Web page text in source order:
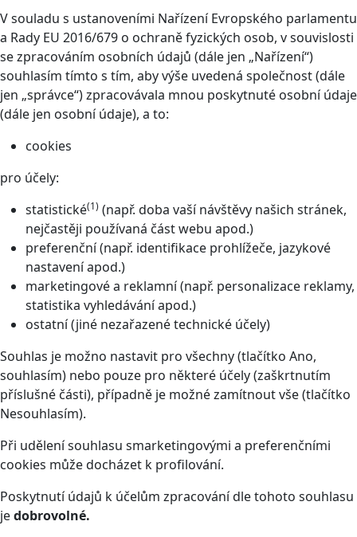
V souladu s ustanoveními Nařízení Evropského parlamentu
a Rady EU 2016/679 o ochraně fyzických osob, v souvislosti
se zpracováním osobních údajů (dále jen „Nařízení“)
souhlasím tímto s tím, aby výše uvedená společnost (dále
jen „správce“) zpracovávala mnou poskytnuté osobní údaje
(dále jen osobní údaje), a to:
cookies
pro účely:
statistické(1) (např. doba vaší návštěvy našich stránek,
nejčastěji používaná část webu apod.)
preferenční (např. identifikace prohlížeče, jazykové
nastavení apod.)
marketingové a reklamní (např. personalizace reklamy,
statistika vyhledávání apod.)
ostatní (jiné nezařazené technické účely)
Souhlas je možno nastavit pro všechny (tlačítko Ano,
souhlasím) nebo pouze pro některé účely (zaškrtnutím
příslušné části), případně je možné zamítnout vše (tlačítko
Nesouhlasím).
Při udělení souhlasu smarketingovými a preferenčními
cookies může docházet k profilování.
Poskytnutí údajů k účelům zpracování dle tohoto souhlasu
jedobrovolné.